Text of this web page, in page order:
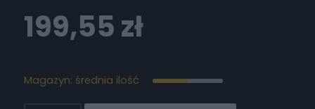
199,55zł
Magazyn: średnia ilość